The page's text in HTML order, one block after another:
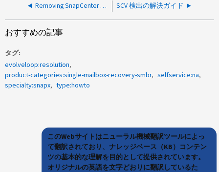
Removing SnapCenter Backup policy failing due to orphan backup job SCV 検出の解決ガイド
おすすめの記事
タグ
evolveloop:resolution
product-categories:single-mailbox-recovery-smbr
selfservice:na
specialty:snapx
type:howto
このWebサイトはニューラル機械翻訳ツールによっ
て翻訳されており、ナレッジベース（KB）コンテン
ツの基本的な理解を目的として提供されています。
オリジナルの英語を文字どおりに翻訳しているた